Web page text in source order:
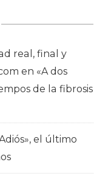
real, final y
en «A dos
de la fibrosis
el último